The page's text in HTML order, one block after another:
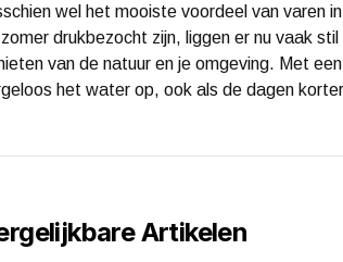
wel het mooiste voordeel van varen
drukbezocht zijn, liggen er nu vaak
van de natuur en je omgeving. Met
het water op, ook als de dagen
Artikelen